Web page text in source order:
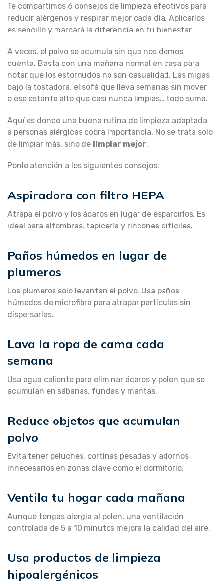
Te compartimos 6 consejos de limpieza efectivos para
reducir alérgenos y respirar mejor cada día. Aplicarlos
es sencillo y marcará la diferencia en tu bienestar.
A veces, el polvo se acumula sin que nos demos
cuenta. Basta con una mañana normal en casa para
notar que los estornudos no son casualidad. Las migas
bajo la tostadora, el sofá que lleva semanas sin mover
o ese estante alto que casi nunca limpias… todo suma.
Aquí es donde una buena rutina de limpieza adaptada
a personas alérgicas cobra importancia. No se trata solo
de limpiar más, sino de limpiar mejor.
Ponle atención a los siguientes consejos:
Aspiradora con filtro HEPA
Atrapa el polvo y los ácaros en lugar de esparcirlos. Es
ideal para alfombras, tapicería y rincones difíciles.
Paños húmedos en lugar de
plumeros
Los plumeros solo levantan el polvo. Usa paños
húmedos de microfibra para atrapar partículas sin
dispersarlas.
Lava la ropa de cama cada
semana
Usa agua caliente para eliminar ácaros y polen que se
acumulan en sábanas, fundas y mantas.
Reduce objetos que acumulan
polvo
Evita tener peluches, cortinas pesadas y adornos
innecesarios en zonas clave como el dormitorio.
Ventila tu hogar cada mañana
Aunque tengas alergia al polen, una ventilación
controlada de 5 a 10 minutos mejora la calidad del aire.
Usa productos de limpieza
hipoalergénicos